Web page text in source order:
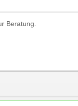
Beratung.